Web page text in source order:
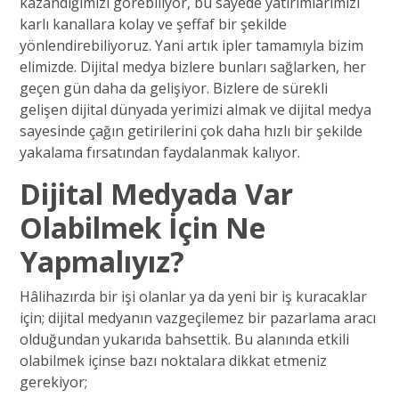
karlı kanallara kolay ve şeffaf bir şekilde
yönlendirebiliyoruz. Yani artık ipler tamamıyla bizim
elimizde. Dijital medya bizlere bunları sağlarken, her
geçen gün daha da gelişiyor. Bizlere de sürekli
gelişen dijital dünyada yerimizi almak ve dijital medya
sayesinde çağın getirilerini çok daha hızlı bir şekilde
yakalama fırsatından faydalanmak kalıyor.
Dijital Medyada Var
Olabilmek İçin Ne
Yapmalıyız?
Hâlihazırda bir işi olanlar ya da yeni bir iş kuracaklar
için; dijital medyanın vazgeçilemez bir pazarlama aracı
olduğundan yukarıda bahsettik. Bu alanında etkili
olabilmek içinse bazı noktalara dikkat etmeniz
gerekiyor;